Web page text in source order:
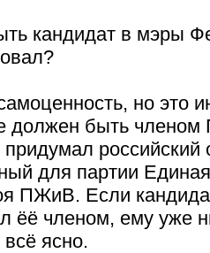
кандидат в мэры
но это
должен быть членом
российский
для партии
ПЖиВ. Если
ёё членом, ему уже
ясно.